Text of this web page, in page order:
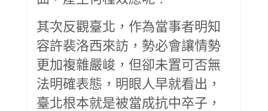
其次反觀臺北，作為當事者明知
容許裴洛西來訪，勢必會讓情勢
更加複雜嚴峻，但卻未置可否無
法明確表態，明眼人早就看出，
臺北根本就是被當成抗中卒子，